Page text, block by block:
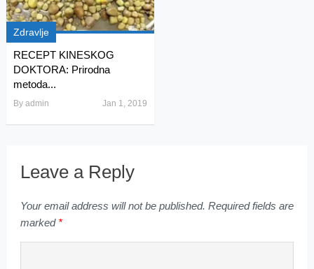
Zdravlje
RECEPT KINESKOG
DOKTORA: Prirodna
metoda...
By admin Jan 1, 2019
Leave a Reply
Your email address will not be published. Required fields are
marked *